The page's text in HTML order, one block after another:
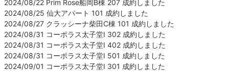
2024/08/22 Prim Rose船岡B棟 207 成約しました
2024/08/25 仙大アパート 101 成約しました
2024/08/27 クラッシーナ柴田C棟 101 成約しました
2024/08/31 コーポラス太子堂Ⅰ 302 成約しました
2024/08/31 コーポラス太子堂Ⅰ 402 成約しました
2024/08/31 コーポラス太子堂Ⅰ 501 成約しました
2024/09/01 コーポラス太子堂Ⅰ 301 成約しました